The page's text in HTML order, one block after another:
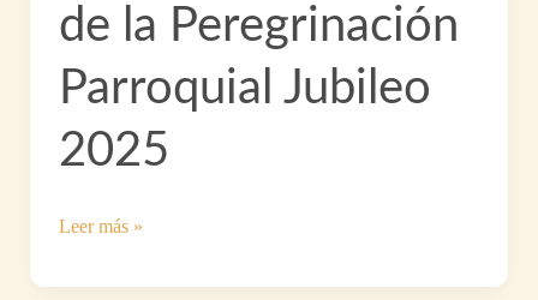
de la Peregrinación
Parroquial Jubileo
2025
Primeras
de
Leer más »